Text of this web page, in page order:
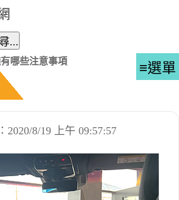
≡選單
哪些注意事項
2020/8/19 上午 09:57:57